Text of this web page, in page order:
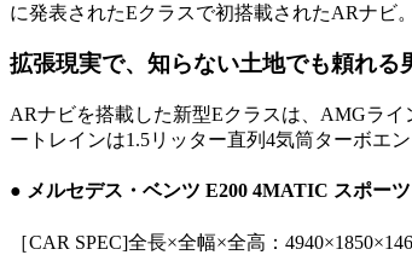
に発表されたEクラスで初搭載されたARナビ
拡張現実で、知らない土地でも頼れる
ARナビを搭載した新型Eクラスは、AMGラ
ートレインは1.5リッター直列4気筒ターボエ
● メルセデス・ベンツ E200 4MATIC スポーツ
［CAR SPEC]全長×全幅×全高：